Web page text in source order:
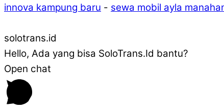
innova kampung baru - sewa mobil ayla
solotrans.id
Hello, Ada yang bisa SoloTrans.Id bantu?
Open chat